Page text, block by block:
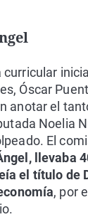
Óscar
anotar el
Noelia
El
llevaba
el título de
, por